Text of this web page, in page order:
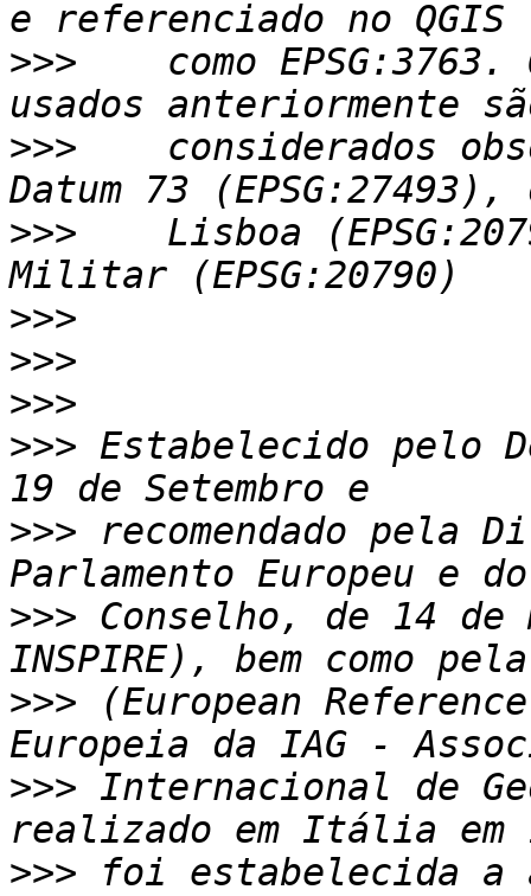
>>>
como EPSG:3763.
>>>
considerados
>>>
Lisboa
>>>
>>>
>>>
>>> Estabelecido pelo
>>> recomendado pela
>>> Conselho, de 14
>>> (European
>>> Internacional de
>>> foi estabelecida a